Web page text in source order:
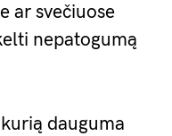
ar svečiuose
nepatogumą
dauguma